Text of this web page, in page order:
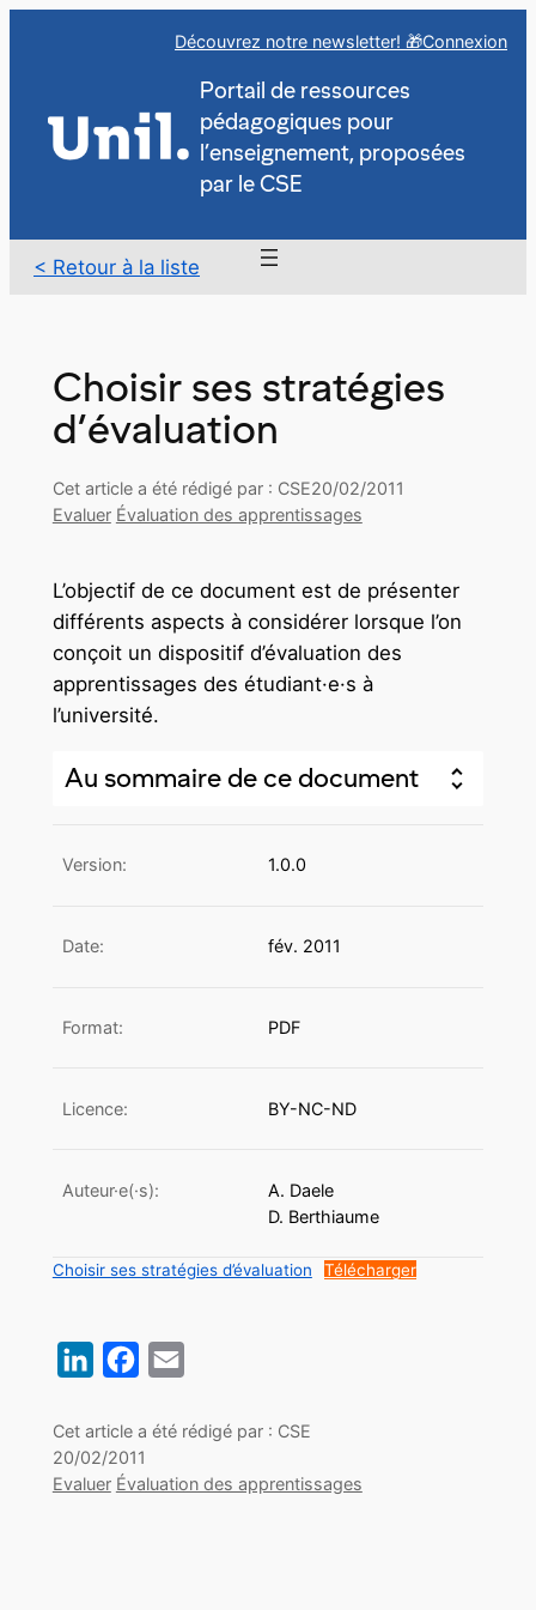
Découvrez notre newsletter! 🎁Connexion
Portail de ressources
pédagogiques pour
l’enseignement, proposées
par le CSE
< Retour à la liste
Choisir ses stratégies
d’évaluation
Cet article a été rédigé par : CSE20/02/2011
Evaluer Évaluation des apprentissages
L’objectif de ce document est de présenter
différents aspects à considérer lorsque l’on
conçoit un dispositif d’évaluation des
apprentissages des étudiant·e·s à
l’université.
Au sommaire de ce document
Version: 1.0.0
Date: fév. 2011
Format: PDF
Licence: BY-NC-ND
Auteur·e(·s):
A. Daele
D. Berthiaume
Choisir ses stratégies d’évaluation Télécharger
LinkedInFacebook
Cet article a été rédigé par : CSE
20/02/2011
Evaluer Évaluation des apprentissages